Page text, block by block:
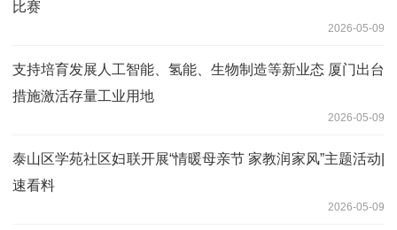
比赛
2026-05-09
支持培育发展人工智能、氢能、生物制造等新业态 厦门出台
措施激活存量工业用地
2026-05-09
泰山区学苑社区妇联开展“情暖母亲节 家教润家风”主题活动|
速看料
2026-05-09